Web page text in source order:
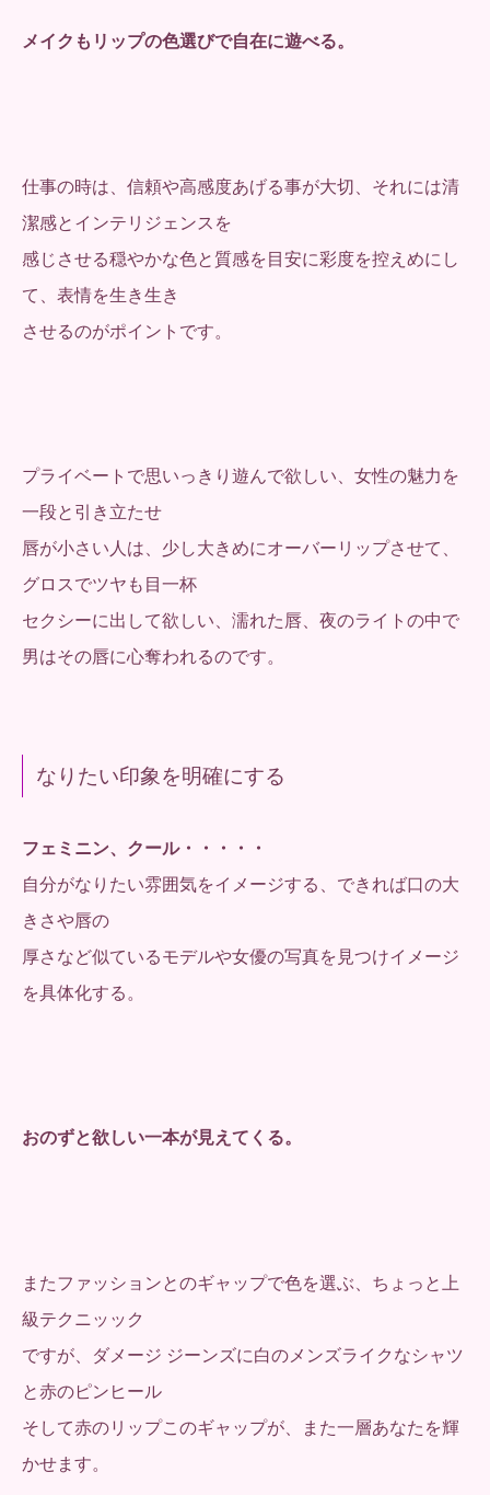
メイクもリップの色選びで自在に遊べる。
仕事の時は、信頼や高感度あげる事が大切、それには清
潔感とインテリジェンスを
感じさせる穏やかな色と質感を目安に彩度を控えめにし
て、表情を生き生き
させるのがポイントです。
プライベートで思いっきり遊んで欲しい、女性の魅力を
一段と引き立たせ
唇が小さい人は、少し大きめにオーバーリップさせて、
グロスでツヤも目一杯
セクシーに出して欲しい、濡れた唇、夜のライトの中で
男はその唇に心奪われるのです。
なりたい印象を明確にする
フェミニン、クール・・・・・
自分がなりたい雰囲気をイメージする、できれば口の大
きさや唇の
厚さなど似ているモデルや女優の写真を見つけイメージ
を具体化する。
おのずと欲しい一本が見えてくる。
またファッションとのギャップで色を選ぶ、ちょっと上
級テクニッック
ですが、ダメージ ジーンズに白のメンズライクなシャツ
と赤のピンヒール
そして赤のリップこのギャップが、また一層あなたを輝
かせます。